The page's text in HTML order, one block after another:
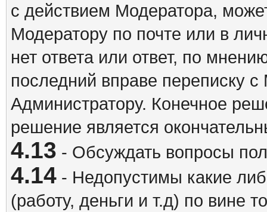
с действием Модератора,
Модератору по почте или в
нет ответа или ответ, по
последний вправе переписку
Администратору. Конечное
решение является
4.13 - Обсуждать вопросы
4.14- Недопустимы какие
(работу, деньги и т.д) по вине